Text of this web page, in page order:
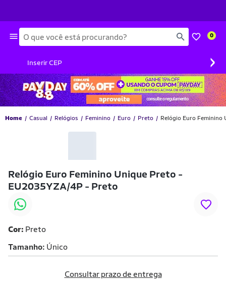
Busca 0
Inserir CEP ›
Home Casual Relógios Feminino Euro Preto Relógio Euro
Relógio Euro Feminino Unique Preto -
EU2035YZA/4P - Preto
Cor: Preto
Tamanho Único
Consultar prazo de entrega